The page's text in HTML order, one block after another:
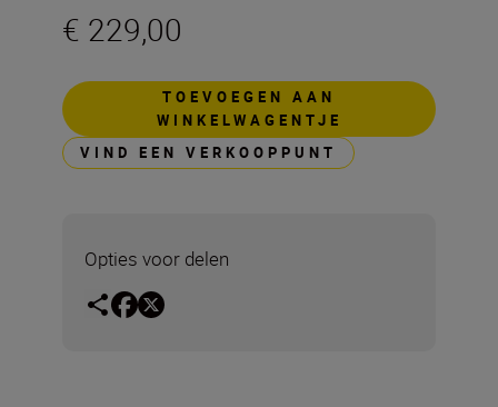
€ 229,00
TOEVOEGEN AAN
WINKELWAGENTJE
VIND EEN VERKOOPPUNT
Opties voor delen